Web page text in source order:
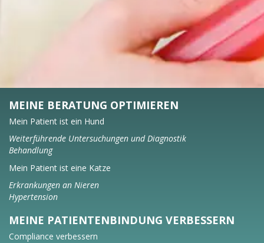
MEINE BERATUNG OPTIMIEREN
Mein Patient ist ein Hund
Weiterführende Untersuchungen und Diagnostik
Behandlung
Mein Patient ist eine Katze
Erkrankungen an Nieren
Hypertension
MEINE PATIENTENBINDUNG VERBESSERN
Compliance verbessern